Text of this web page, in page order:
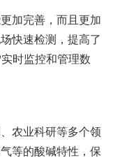
加完善，而且更加
快速检测，提高了
时监控和管理数
农业科研等多个领
等的酸碱特性，保